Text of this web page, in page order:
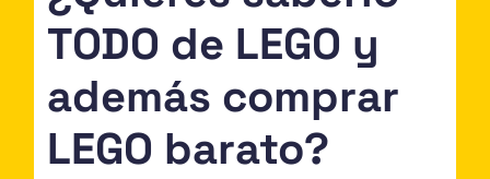
TODO de LEGO y
además comprar
LEGO barato?